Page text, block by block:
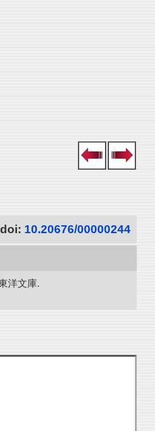
doi: 10.20676/00000244
洋文庫.